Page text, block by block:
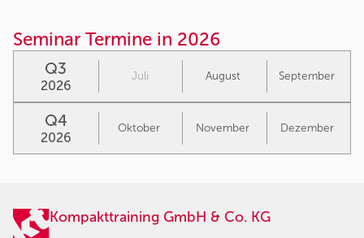
Seminar Termine in 2026
Q3
2026
Juli August September
Q4
2026
Oktober November Dezember
Kompakttraining GmbH & Co. KG